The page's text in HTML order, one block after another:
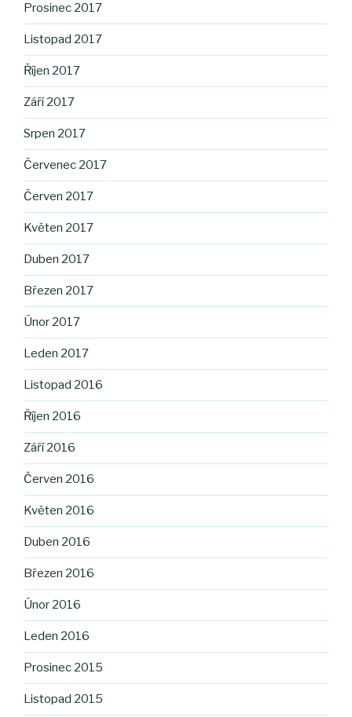
Prosinec 2017
Listopad 2017
Říjen 2017
Září 2017
Srpen 2017
Červenec 2017
Červen 2017
Květen 2017
Duben 2017
Březen 2017
Únor 2017
Leden 2017
Listopad 2016
Říjen 2016
Září 2016
Červen 2016
Květen 2016
Duben 2016
Březen 2016
Únor 2016
Leden 2016
Prosinec 2015
Listopad 2015